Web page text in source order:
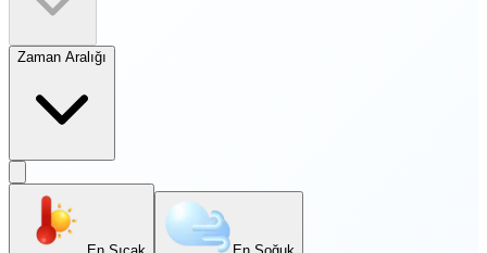
Zaman Aralığı
En Sıcak En Soğuk